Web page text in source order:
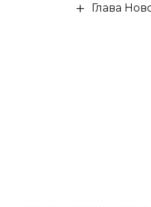
Глава